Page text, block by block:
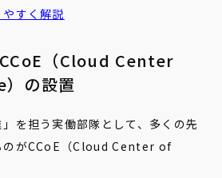
すく解説
（Cloud Center
の設置
を担う実働部隊として、多くの先
のがCCoE（Cloud Center of